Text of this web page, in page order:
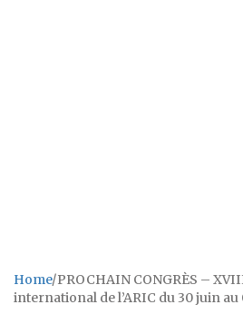
Home/PROCHAIN CONGRÈS –
international de l’ARIC du 30 juin au